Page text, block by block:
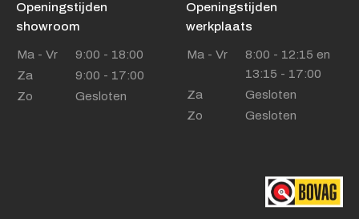
Openingstijden
showroom
Ma - Vr
9:00 - 18:00
Za
9:00 - 17:00
Zo
Gesloten
Openingstijden
werkplaats
Ma - Vr
8:00 - 12:15 en
13:15 - 17:00
Za
Gesloten
Zo
Gesloten